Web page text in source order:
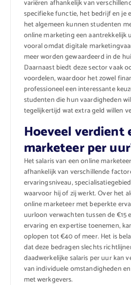
variëren afhankelijk van
specifieke functie, het bedrijf en je
het algemeen kunnen studenten
online marketing een aantrekkelijk
vooral omdat digitale
meer worden gewaardeerd in de
Daarnaast biedt deze sector vaak
voordelen, waardoor het zowel
professioneel een interessante
studenten die hun vaardigheden
tegelijkertijd wat extra geld willen
Hoeveel verdient
marketeer per
Het salaris van een online
afhankelijk van verschillende
ervaringsniveau,
waarvoor hij of zij werkt. Over het
online marketeer met beperkte
uurloon verwachten tussen de €15
ervaring en expertise toenemen,
oplopen tot €40 of meer. Het is
dat deze bedragen slechts
daadwerkelijke salaris per uur kan
van individuele omstandigheden
met werkgevers.